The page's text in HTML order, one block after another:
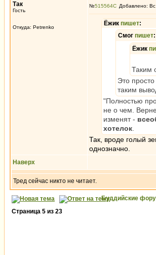
Так
Гость
Откуда: Petrenko
№515564 Добавлено:
Ёжик пишет:
Смог пишет:
Ёжик
Таким
Это
таким
"Полностью
не о чем.
изменят -
хотелок
Так, вроде голый
однозначно.
Наверх
Тред сейчас никто не читает.
Буддийские
Страница 5 из 23